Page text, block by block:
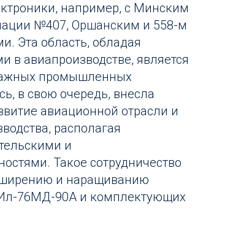
например, с Минским
№407, Оршанским и 558-м
Эта область, обладая
в авиапроизводстве, является
промышленных
в свою очередь, внесла
авиационной отрасли и
располагая
и
Такое сотрудничество
и наращиванию
76МД-90А и комплектующих